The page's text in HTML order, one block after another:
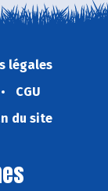
légales
CGU
du site